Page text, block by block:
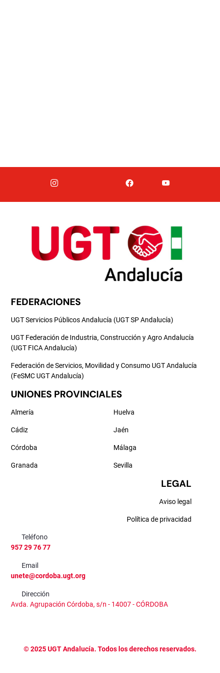
FEDERACIONES
UGT Servicios Públicos Andalucía (UGT SP Andalucía)
UGT Federación de Industria, Construcción y Agro Andalucía
(UGT FICA Andalucía)
Federación de Servicios, Movilidad y Consumo UGT Andalucía
(FeSMC UGT Andalucía)
UNIONES PROVINCIALES
Almería
Cádiz
Córdoba
Granada
Huelva
Jaén
Málaga
Sevilla
LEGAL
Aviso legal
Política de privacidad
Teléfono
957 29 76 77
Email
unete@cordoba.ugt.org
Dirección
Avda. Agrupación Córdoba, s/n - 14007 - CÓRDOBA
©2025UGT Andalucía. Todos los derechos reservados.